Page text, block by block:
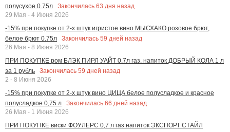
полусухое 0.75л
Закончилась 63 дня назад
29 Мая - 4 Июня 2026
-15% при покупке от 2-х штук игристое вино МЫСХАКО розовое брют,
белое брют 0.75л
Закончилась 59 дней назад
26 Мая - 8 Июня 2026
ПРИ ПОКУПКЕ ром БЛЭК ПИРЛ УАЙТ 0.7л газ. напиток ДОБРЫЙ КОЛА 1 л
за 1 рубль
Закончилась 59 дней назад
2 - 8 Июня 2026
-15% при покупке от 2-х штук вино ЦИЦА белое полусладкое и красное
полусладкое 0,75 л
Закончилась 66 дней назад
26 Мая - 1 Июня 2026
ПРИ ПОКУПКЕ виски ФОУЛЕРС 0,7 л газ.напиток ЭКСПОРТ СТАЙЛ